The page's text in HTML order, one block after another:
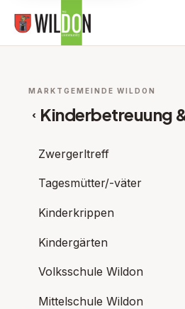
MARKTGEMEINDE WILDON
‹ Kinderbetreuung
Zwergerltreff
Tagesmütter/-väter
Kinderkrippen
Kindergärten
Volksschule Wildon
Mittelschule Wildon